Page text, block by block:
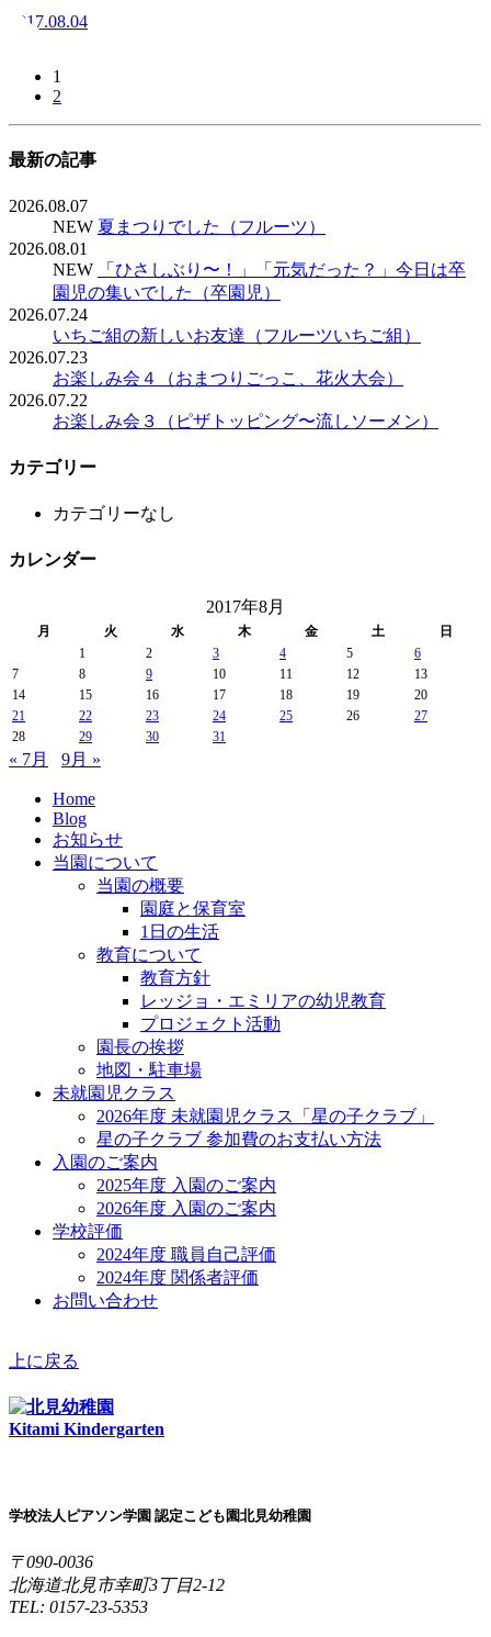
2017.08.04
1
2
最新の記事
2026.08.07
NEW 夏まつりでした（フルーツ）
2026.08.01
NEW
「ひさしぶり〜！」「元気だった？」今日は卒
園児の集いでした（卒園児）
2026.07.24
いちご組の新しいお友達（フルーツいちご組）
2026.07.23
お楽しみ会４（おまつりごっこ、花火大会）
2026.07.22
お楽しみ会３（ピザトッピング〜流しソーメン）
カテゴリー
カテゴリーなし
カレンダー
2017年8月
月 火 水 木 金 土
日
1
2 3 4 5
6
7
8 9 10 11 12
13
14
15 16 17 18 19
20
21
22 23 24 25 26
27
28
29 30 31
« 7月 9月 »
Home
Blog
お知らせ
当園について
当園の概要
園庭と保育室
1日の生活
教育について
教育方針
レッジョ・エミリアの幼児教育
プロジェクト活動
園長の挨拶
地図・駐車場
未就園児クラス
2026年度 未就園児クラス「星の子クラブ」
星の子クラブ 参加費のお支払い方法
入園のご案内
2025年度 入園のご案内
2026年度 入園のご案内
学校評価
2024年度 職員自己評価
2024年度 関係者評価
お問い合わせ
上に戻る
Kitami Kindergarten
学校法人ピアソン学園 認定こども園北見幼稚園
〒090-0036
北海道北見市幸町3丁目2-12
TEL: 0157-23-5353